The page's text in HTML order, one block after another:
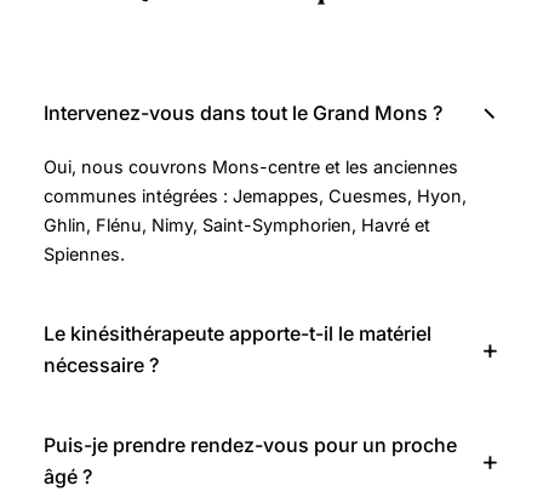
Intervenez-vous dans tout le Grand Mons ?
Oui, nous couvrons Mons-centre et les anciennes
communes intégrées : Jemappes, Cuesmes, Hyon,
Ghlin, Flénu, Nimy, Saint-Symphorien, Havré et
Spiennes.
Le kinésithérapeute apporte-t-il le matériel
nécessaire ?
Puis-je prendre rendez-vous pour un proche
âgé ?